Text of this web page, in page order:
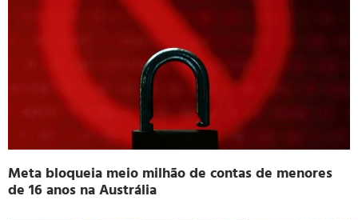
Meta bloqueia meio milhão de contas de menores
de 16 anos na Austrália